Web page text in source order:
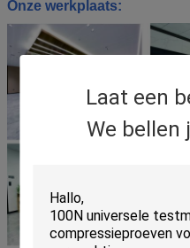
Laat een
We bellen
Onze werkplaats: